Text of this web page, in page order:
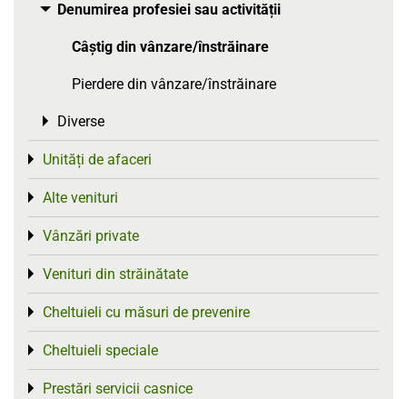
Denumirea profesiei sau activității
Toggle menu
Câștig din vânzare/înstrăinare
Pierdere din vânzare/înstrăinare
Diverse
Toggle menu
Unități de afaceri
Toggle menu
Alte venituri
Toggle menu
Vânzări private
Toggle menu
Venituri din străinătate
Toggle menu
Cheltuieli cu măsuri de prevenire
Toggle menu
Cheltuieli speciale
Toggle menu
Prestări servicii casnice
Toggle menu